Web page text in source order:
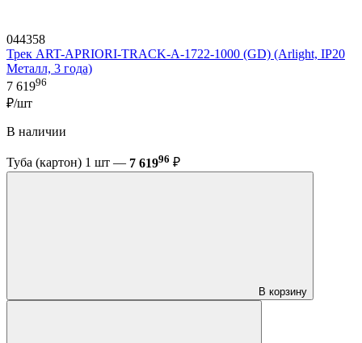
044358
Трек ART-APRIORI-TRACK-A-1722-1000 (GD) (Arlight, IP20
Металл, 3 года)
7 61996
₽/шт
В наличии
Туба (картон) 1 шт — 7 61996 ₽
В корзину